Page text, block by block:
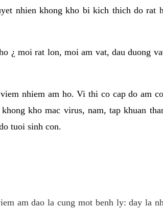
nhien khong kho bi kich thich do rat
¿ moi rat lon, moi am vat, dau duong
nhiem am ho. Vi thi co cap do am
kho mac virus, nam, tap khuan
tuoi sinh con.
am dao la cung mot benh ly: day la